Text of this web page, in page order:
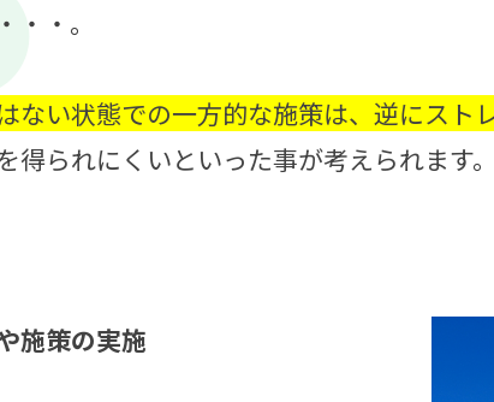
・。
ない状態での一方的な施策は、逆にスト
られにくいといった事が考えられます。
施策の実施